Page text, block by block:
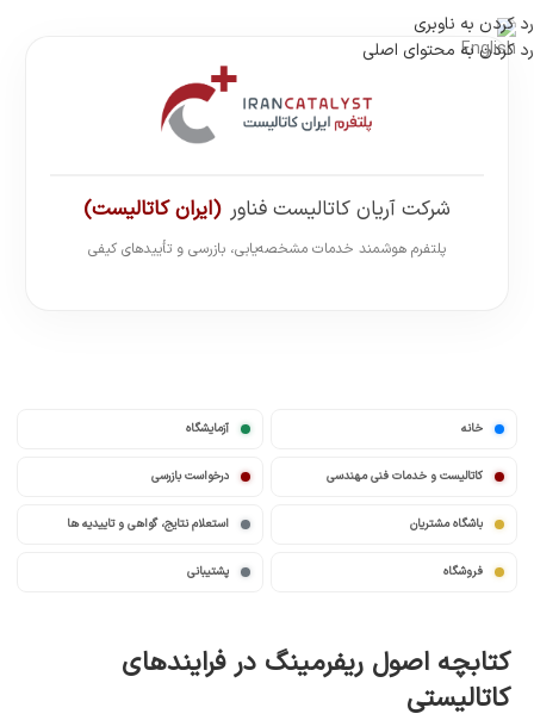
رد کردن به ناوبری
رد کردن به محتوای اصلی
شرکت آریان کاتالیست فناور (ایران کاتالیست)
پلتفرم هوشمند خدمات مشخصه‌یابی، بازرسی و تأییدهای کیفی
خانه آزمایشگاه
کاتالیست و خدمات فنی مهندسی درخواست بازرسی
باشگاه مشتریان استعلام نتایج، گواهی و تاییدیه ها
فروشگاه پشتیبانی
کتابچه اصول ریفرمینگ در فرایندهای
کاتالیستی